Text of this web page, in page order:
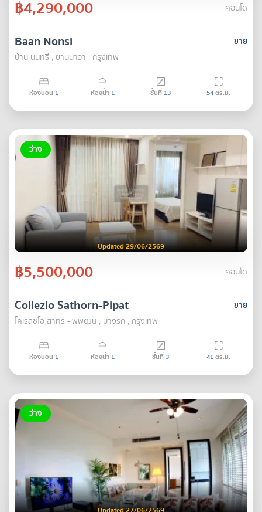
฿4,290,000 คอนโด
ขาย
Baan Nonsi
บ้าน นนทรี , ยานนาวา , กรุงเทพ
ห้องนอน 1 ห้องน้ำ 1 ชั้นที่ 13 54ตร.ม.
ว่าง
Updated 29/06/2569
฿5,500,000 คอนโด
ขาย
Collezio Sathorn-Pipat
โคเรสซิโอ สาทร - พิพัฒน์ , บางรัก , กรุงเทพ
ห้องนอน 1 ห้องน้ำ 1 ชั้นที่3 41ตร.ม.
ว่าง